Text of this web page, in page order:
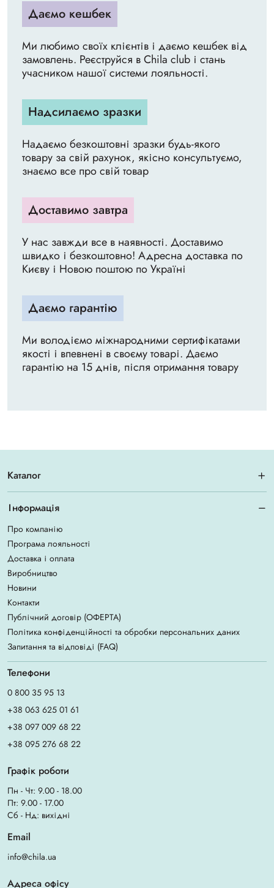
Даємо кешбек
Ми любимо своїх клієнтів і даємо кешбек від
замовлень. Реєструйся в Chila club і стань
учасником нашої системи лояльності.
Надсилаємо зразки
Надаємо безкоштовні зразки будь-якого
товару за свій рахунок, якісно консультуємо,
знаємо все про свій товар
Доставимо завтра
У нас завжди все в наявності. Доставимо
швидко і безкоштовно! Адресна доставка по
Києву і Новою поштою по Україні
Даємо гарантію
Ми володіємо міжнародними сертифікатами
якості і впевнені в своєму товарі. Даємо
гарантію на 15 днів, після отримання товару
Каталог
Інформація
Про компанію
Програма лояльності
Доставка і оплата
Виробництво
Новини
Контакти
Публічний договір (ОФЕРТА)
Політика конфіденційності та обробки персональних даних
Запитання та відповіді (FAQ)
Телефони
0 800 35 95 13
+38 063 625 01 61
+38 097 009 68 22
+38 095 276 68 22
Графік роботи
Пн - Чт: 9.00 - 18.00
Пт: 9.00 - 17.00
Сб - Нд: вихідні
Email
info@chila.ua
Адреса офісу